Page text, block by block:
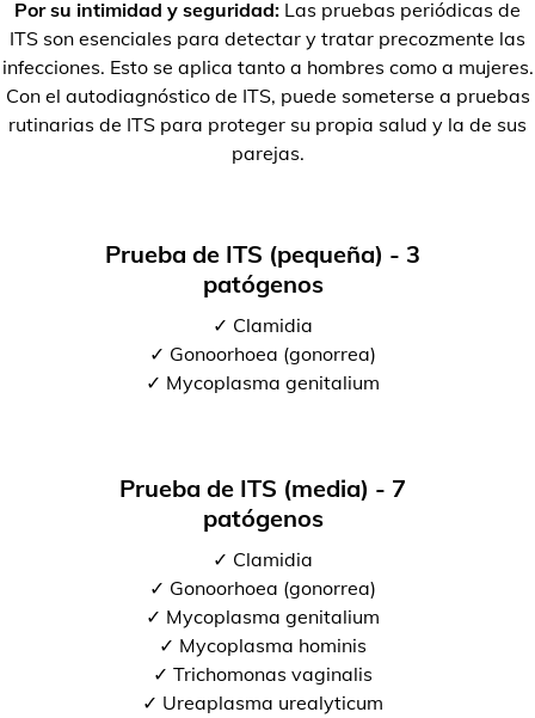
Por su intimidad y seguridad: Las pruebas periódicas de
ITS son esenciales para detectar y tratar precozmente las
infecciones. Esto se aplica tanto a hombres como a mujeres.
Con el autodiagnóstico de ITS, puede someterse a pruebas
rutinarias de ITS para proteger su propia salud y la de sus
parejas.
Prueba de ITS (pequeña) - 3
patógenos
✓ Clamidia
✓ Gonoorhoea (gonorrea)
✓ Mycoplasma genitalium
Prueba de ITS (media) - 7
patógenos
✓ Clamidia
✓ Gonoorhoea (gonorrea)
✓ Mycoplasma genitalium
✓ Mycoplasma hominis
✓ Trichomonas vaginalis
✓ Ureaplasma urealyticum